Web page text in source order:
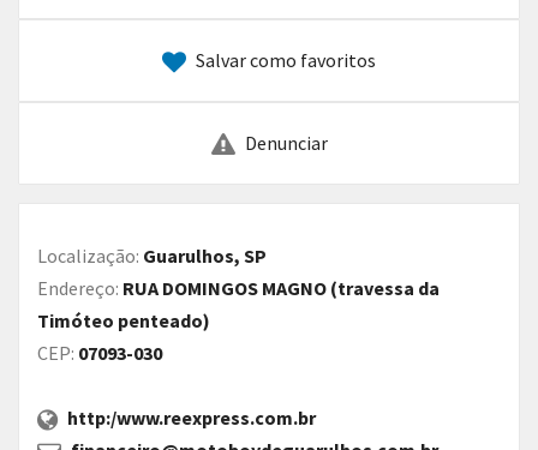
Salvar como favoritos
Denunciar
Localização: Guarulhos, SP
Endereço: RUA DOMINGOS MAGNO (travessa da
Timóteo penteado)
CEP: 07093-030
http:/www.reexpress.com.br